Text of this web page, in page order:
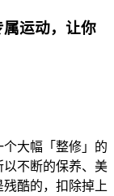
运动，让你
大幅「整修」的
以不断的保养、美
酷的，扣除掉上